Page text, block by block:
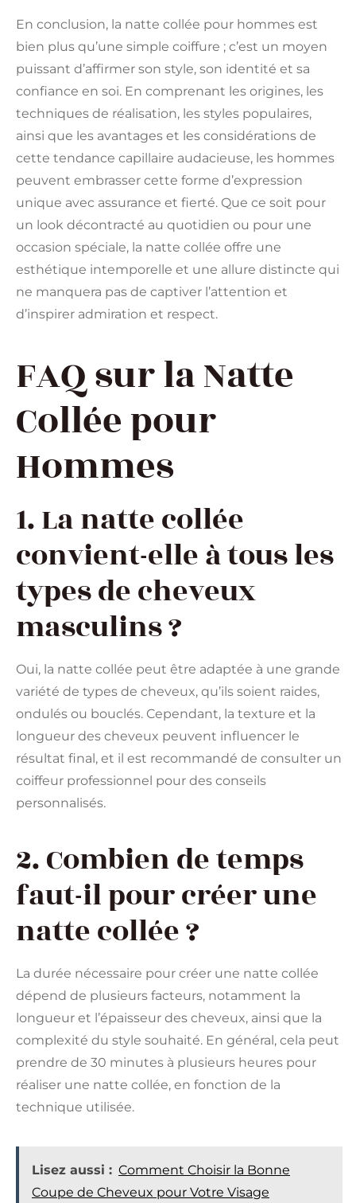
En conclusion, la natte collée pour hommes est
bien plus qu’une simple coiffure ; c’est un moyen
puissant d’affirmer son style, son identité et sa
confiance en soi. En comprenant les origines, les
techniques de réalisation, les styles populaires,
ainsi que les avantages et les considérations de
cette tendance capillaire audacieuse, les hommes
peuvent embrasser cette forme d’expression
unique avec assurance et fierté. Que ce soit pour
un look décontracté au quotidien ou pour une
occasion spéciale, la natte collée offre une
esthétique intemporelle et une allure distincte qui
ne manquera pas de captiver l’attention et
d’inspirer admiration et respect.
FAQ sur la Natte
Collée pour
Hommes
1. La natte collée
convient-elle à tous les
types de cheveux
masculins ?
Oui, la natte collée peut être adaptée à une grande
variété de types de cheveux, qu’ils soient raides,
ondulés ou bouclés. Cependant, la texture et la
longueur des cheveux peuvent influencer le
résultat final, et il est recommandé de consulter un
coiffeur professionnel pour des conseils
personnalisés.
2. Combien de temps
faut-il pour créer une
natte collée ?
La durée nécessaire pour créer une natte collée
dépend de plusieurs facteurs, notamment la
longueur et l’épaisseur des cheveux, ainsi que la
complexité du style souhaité. En général, cela peut
prendre de 30 minutes à plusieurs heures pour
réaliser une natte collée, en fonction de la
technique utilisée.
Lisez aussi : Comment Choisir la Bonne
Coupe de Cheveux pour Votre Visage